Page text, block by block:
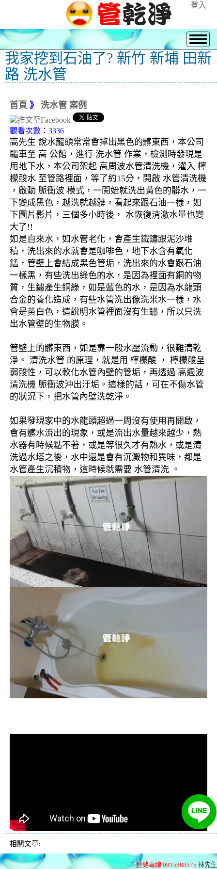
登入
我家挖到石油了? 新竹 新埔 田新
路 洗水管
首頁 》 洗水管 案例
觀看次數：3336
高先生 說水龍頭常常會掉出黑色的髒東西，本公司
驅車至 高 公館，進行 洗水管 作業，檢測時發現是
用地下水，本公司架起 高周波水管清洗機，灌入 檸
檬酸水 至管路裡面，等了約15分，開啟 水管清洗機
，啟動 脈衝波 模式，一開始就洗出黃色的髒水，一
下變成黑色，越洗就越髒，看起來跟石油一樣，如
下圖片影片，三個多小時後， 水恢復清澈水量也變
大了!!
如是自來水，如水管老化，會產生鐵鏽跟泥沙堆
積，洗出來的水就會是咖啡色，地下水含有氧化
錳，管壁上會結成黑色管垢，洗出來的水會跟石油
一樣黑，有些洗出綠色的水，是因為裡面有銅的物
質，生鏽產生銅綠，如是藍色的水，是因為水龍頭
合金的養化造成，有些水管洗出像洗米水一樣，水
會是黃白色，這說明水管裡面沒有生鏽，所以只洗
出水管壁的生物膜。
管壁上的髒東西，如是靠一般水壓流動，很難清乾
淨。 清洗水管 的原理，就是用 檸檬酸 ， 檸檬酸呈
弱酸性，可以軟化水管內壁的管垢，再透過 高週波
清洗機 脈衝波沖出汙垢。這樣的話，可在不傷水管
的狀況下，把水管內壁洗乾淨。
如果發現家中的水龍頭超過一周沒有使用再開啟，
會有髒水流出的現象，或是流出水量越來越少，熱
水器有時候點不著，或是等很久才有熱水，或是清
洗過水塔之後，水中還是會有沉澱物和異味，都是
水管產生沉積物，這時候就需要 水管清洗 。
相關文章:
連絡專線 0915888575 林先生